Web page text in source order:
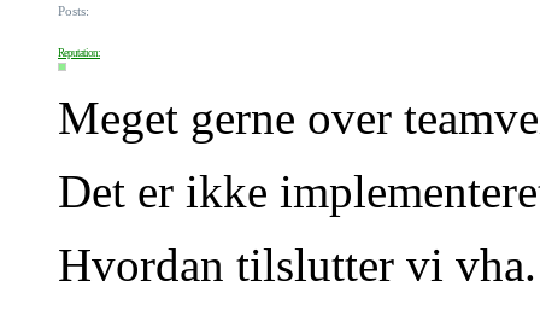
Posts:
Reputation:
Meget gerne over
Det er ikke
Hvordan tilslutter vi